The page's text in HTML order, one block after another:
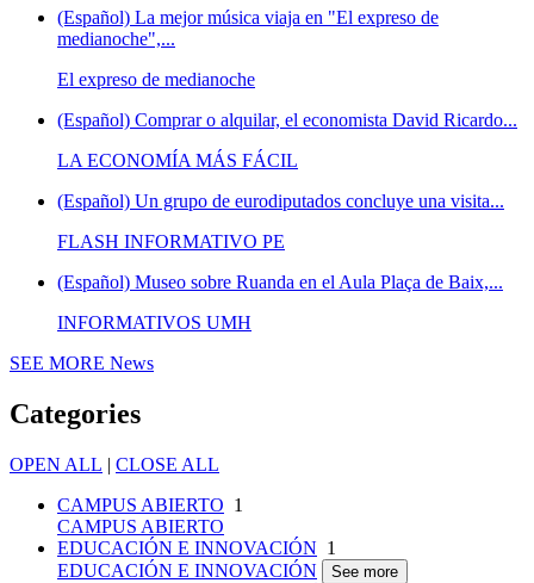
(Español) La mejor música viaja en "El expreso de
medianoche",...
El expreso de medianoche
(Español) Comprar o alquilar, el economista David Ricardo...
LA ECONOMÍA MÁS FÁCIL
(Español) Un grupo de eurodiputados concluye una visita...
FLASH INFORMATIVO PE
(Español) Museo sobre Ruanda en el Aula Plaça de Baix,...
INFORMATIVOS UMH
SEE MORE News
Categories
OPEN ALL | CLOSE ALL
CAMPUS ABIERTO 1
CAMPUS ABIERTO
EDUCACIÓN E INNOVACIÓN 1
EDUCACIÓN E INNOVACIÓN
See more